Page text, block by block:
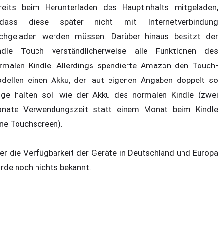
beim Herunterladen des Hauptinhalts mitgeladen,
diese später nicht mit Internetverbindung
werden müssen. Darüber hinaus besitzt der
Touch verständlicherweise alle Funktionen des
Kindle. Allerdings spendierte Amazon den Touch-
einen Akku, der laut eigenen Angaben doppelt so
halten soll wie der Akku des normalen Kindle (zwei
Verwendungszeit statt einem Monat beim Kindle
Touchscreen).
die Verfügbarkeit der Geräte in Deutschland und Europa
noch nichts bekannt.